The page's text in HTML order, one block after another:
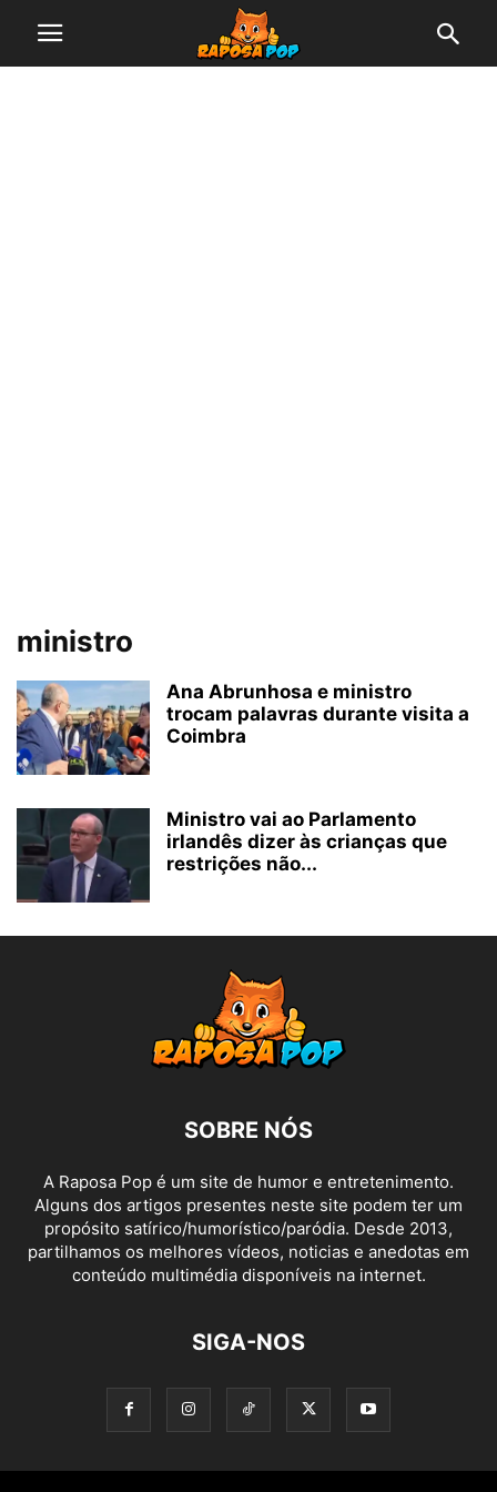
ministro
Ana Abrunhosa e ministro
trocam palavras durante visita a
Coimbra
Ministro vai ao Parlamento
irlandês dizer às crianças que
restrições não...
SOBRE NÓS
A Raposa Pop é um site de humor e entretenimento.
Alguns dos artigos presentes neste site podem ter um
propósito satírico/humorístico/paródia. Desde 2013,
partilhamos os melhores vídeos, noticias e anedotas em
conteúdo multimédia disponíveis na internet.
SIGA-NOS